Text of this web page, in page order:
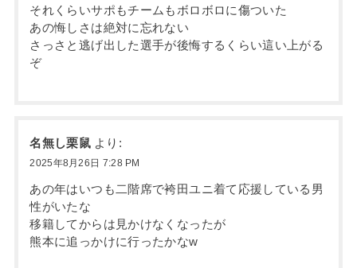
それくらいサポもチームもボロボロに傷ついた
あの悔しさは絶対に忘れない
さっさと逃げ出した選手が後悔するくらい這い上がる
ぞ
名無し栗鼠 より:
2025年8月26日 7:28 PM
あの年はいつも二階席で袴田ユニ着て応援している男
性がいたな
移籍してからは見かけなくなったが
熊本に追っかけに行ったかなw